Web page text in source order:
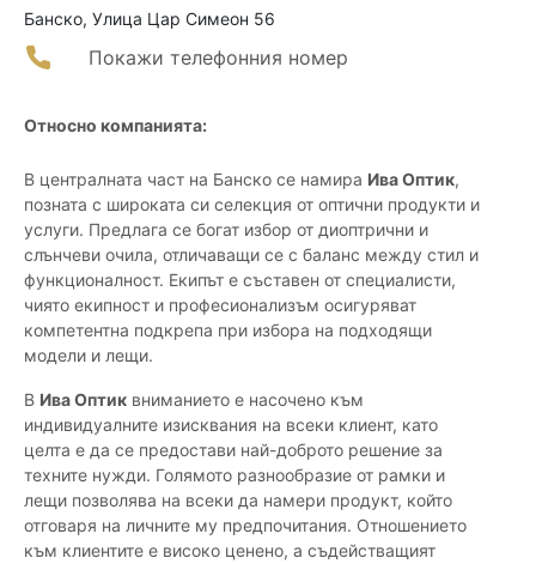
Банско, Улица Цар Симеон 56
Покажи телефонния номер
Относно компанията:
В централната част на Банско се намира Ива Оптик,
позната с широката си селекция от оптични продукти и
услуги. Предлага се богат избор от диоптрични и
слънчеви очила, отличаващи се с баланс между стил и
функционалност. Екипът е съставен от специалисти,
чиято екипност и професионализъм осигуряват
компетентна подкрепа при избора на подходящи
модели и лещи.
В Ива Оптик вниманието е насочено към
индивидуалните изисквания на всеки клиент, като
целта е да се предостави най-доброто решение за
техните нужди. Голямото разнообразие от рамки и
лещи позволява на всеки да намери продукт, който
отговаря на личните му предпочитания. Отношението
към клиентите е високо ценено, а съдействащият